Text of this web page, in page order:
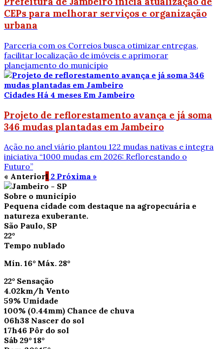
CEPs para melhorar serviços e organização
urbana
Parceria com os Correios busca otimizar entregas,
facilitar localização de imóveis e aprimorar
planejamento do município
Cidades Há 4 meses Em Jambeiro
Projeto de reflorestamento avança e já soma
346 mudas plantadas em Jambeiro
Ação no anel viário plantou 122 mudas nativas e integra
iniciativa “1000 mudas em 2026: Reflorestando o
Futuro”
« Anterior1 2 Próxima »
Sobre o município
Pequena cidade com destaque na agropecuária e
natureza exuberante.
São Paulo, SP
22°
Tempo nublado
Mín. 16° Máx. 28°
22° Sensação
4.02km/h Vento
59% Umidade
100% (0.44mm) Chance de chuva
06h38 Nascer do sol
17h46 Pôr do sol
Sáb 29° 18°